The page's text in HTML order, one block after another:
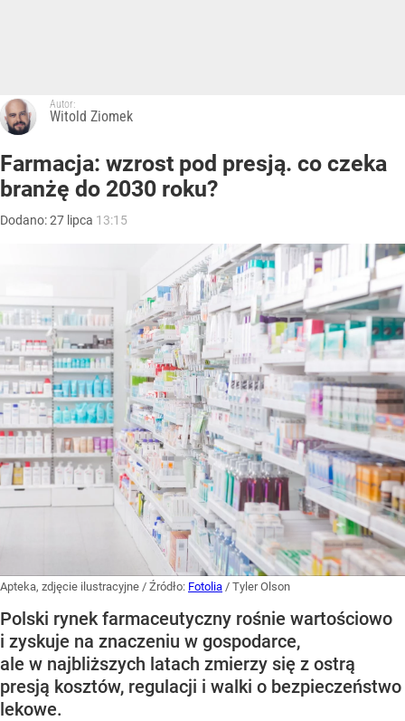
Autor:
Witold Ziomek
Farmacja: wzrost pod presją. co czeka
branżę do 2030 roku?
Dodano:27 lipca 13:15
Apteka, zdjęcie ilustracyjne / Źródło: Fotolia / Tyler Olson
Polski rynek farmaceutyczny rośnie wartościowo
i zyskuje na znaczeniu w gospodarce,
ale w najbliższych latach zmierzy się z ostrą
presją kosztów, regulacji i walki o bezpieczeństwo
lekowe.